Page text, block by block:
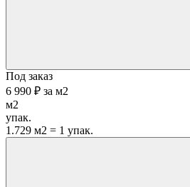
Под заказ
6 990 ₽ за м2
м2
упак.
1.729 м2 = 1 упак.